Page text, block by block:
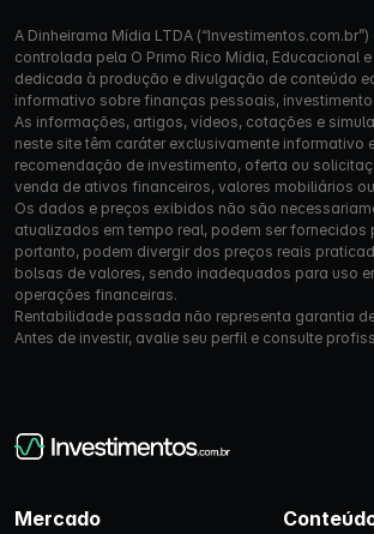
A Dinheirama Mídia LTDA
controlada pela O Primo Rico Mídia, Educacional
dedicada à produção e divulgação de conteúdo
informativo sobre finanças pessoais,
As informações, artigos, vídeos, cotações e
neste site têm caráter exclusivamente informativo
recomendação de investimento, oferta ou
venda de ativos financeiros, valores mobiliários
Os dados e preços exibidos não são
atualizados em tempo real, podem ser fornecidos
portanto, podem divergir dos preços reais
bolsas de valores, sendo inadequados para uso
operações financeiras.
Rentabilidade passada não representa garantia
Antes de investir, avalie seu perfil e consulte
Mercado